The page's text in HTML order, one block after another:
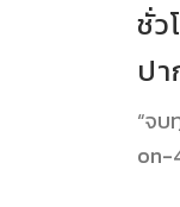
ชั่ว
ป
“จ
on-